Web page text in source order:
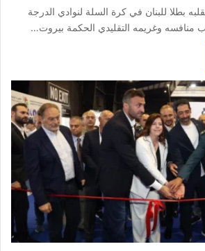
بطلا للبنان في كرة السلة لنوادي الدرجة
منافسه وغريمه التقليدي الحكمة بيروت…